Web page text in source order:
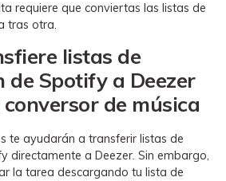
requiere que conviertas las listas de
tras otra.
listas de
de Spotify a Deezer
de música
te ayudarán a transferir listas de
directamente a Deezer. Sin embargo,
la tarea descargando tu lista de